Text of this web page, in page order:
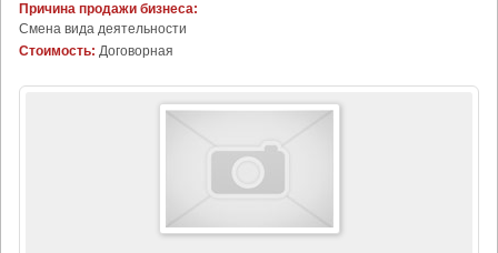
Причина продажи бизнеса:
Cмена вида деятельности
Стоимость: Договорная